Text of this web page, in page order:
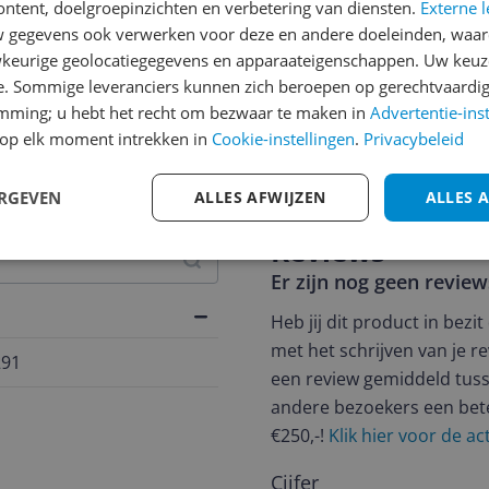
Reviews
Er zijn nog geen
Heb jij dit product in bezit
met het schrijven van je
een review gemiddeld
andere bezoekers een
€250,-! Klik hier voor de
Cijfer
doelgroepinzichten en verbetering van diensten. Externe
gegevens ook verwerken voor deze en andere doeleinden,
geolocatiegegevens en apparaateigenschappen. Uw
Sommige leveranciers kunnen zich beroepen op
u hebt het recht om bezwaar te maken in Advertentie-
elk moment intrekken in Cookie-instellingen. Privacybeleid
ALLES
ALLES AFWIJZEN